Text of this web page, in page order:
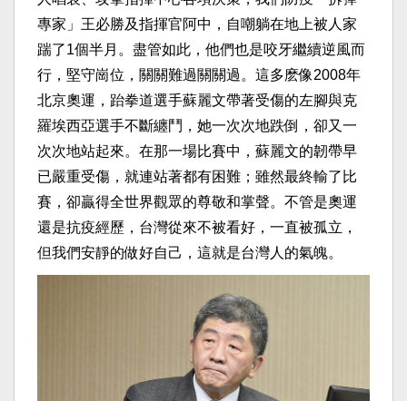
專家」王必勝及指揮官阿中，自嘲躺在地上被人家
踹了1個半月。盡管如此，他們也是咬牙繼續逆風而
行，堅守崗位，關關難過關關過。這多麽像2008年
北京奧運，跆拳道選手蘇麗文帶著受傷的左腳與克
羅埃西亞選手不斷纏鬥，她一次次地跌倒，卻又一
次次地站起來。在那一場比賽中，蘇麗文的韌帶早
已嚴重受傷，就連站著都有困難；雖然最終輸了比
賽，卻贏得全世界觀眾的尊敬和掌聲。不管是奧運
還是抗疫經歷，台灣從來不被看好，一直被孤立，
但我們安靜的做好自己，這就是台灣人的氣魄。